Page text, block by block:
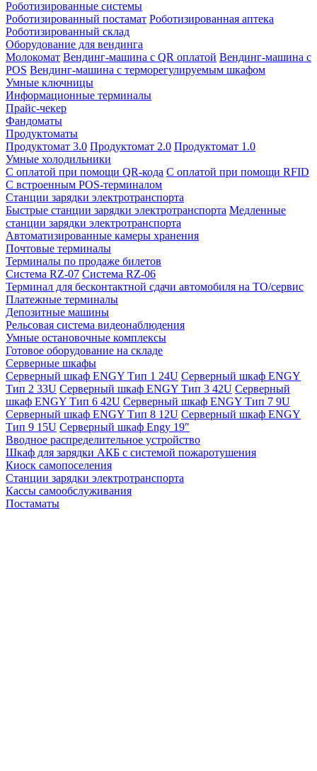
Роботизированные системы
Роботизированный постамат Роботизированная аптека
Роботизированный склад
Оборудование для вендинга
Молокомат Вендинг-машина с QR оплатой Вендинг-машина с
POS Вендинг-машина с терморегулируемым шкафом
Умные ключницы
Информационные терминалы
Прайс-чекер
Фандоматы
Продуктоматы
Продуктомат 3.0 Продуктомат 2.0 Продуктомат 1.0
Умные холодильники
С оплатой при помощи QR-кода С оплатой при помощи RFID
С встроенным POS-терминалом
Станции зарядки электротранспорта
Быстрые станции зарядки электротранспорта Медленные
станции зарядки электротранспорта
Автоматизированные камеры хранения
Почтовые терминалы
Терминалы по продаже билетов
Система RZ-07 Система RZ-06
Терминал для бесконтактной сдачи автомобиля на ТО/сервис
Платежные терминалы
Депозитные машины
Рельсовая система видеонаблюдения
Умные остановочные комплексы
Готовое оборудование на складе
Серверные шкафы
Серверный шкаф ENGY Тип 1 24U Серверный шкаф ENGY
Тип 2 33U Серверный шкаф ENGY Тип 3 42U Серверный
шкаф ENGY Тип 6 42U Серверный шкаф ENGY Тип 7 9U
Серверный шкаф ENGY Тип 8 12U Серверный шкаф ENGY
Тип 9 15U Серверный шкаф Engy 19″
Вводное распределительное устройство
Шкаф для зарядки АКБ с системой пожаротушения
Киоск самопоселения
Станции зарядки электротранспорта
Кассы самообслуживания
Постаматы